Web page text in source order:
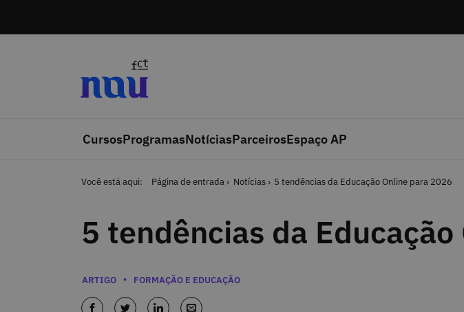
CursosProgramasNotíciasParceirosEspaço AP
Você está aqui: Página de entrada Notícias 5 tendências da Educação Online para 2026
5 tendências da
Categorias
ARTIGO FORMAÇÃO E EDUCAÇÃO